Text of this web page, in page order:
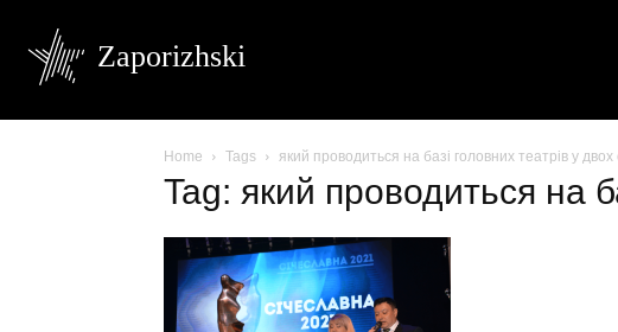
Zaporizhski
Home Tags який проводиться на базі головних театрів у
Tag: який проводиться на